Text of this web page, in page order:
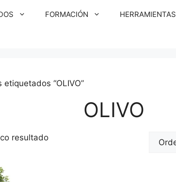
FORMACIÓN HERRAMIENTAS
“OLIVO”
OLIVO
resultado